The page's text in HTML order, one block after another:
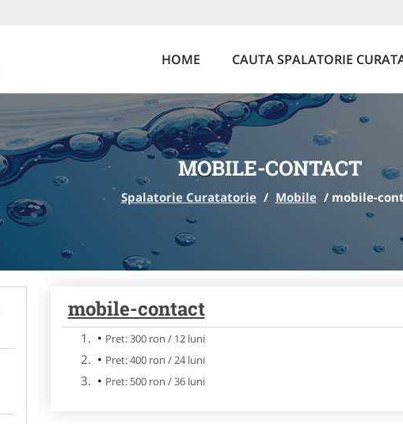
HOME CAUTA SPALATORIE
MOBILE-CONTACT
Spalatorie Curatatorie / Mobile / mobile-
mobile-contact
Pret: 300 ron / 12 luni
Pret: 400 ron / 24 luni
Pret: 500 ron / 36 luni